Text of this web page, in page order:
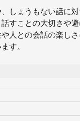
しょうもない話に
すことの大切さや
人との会話の楽し
す。